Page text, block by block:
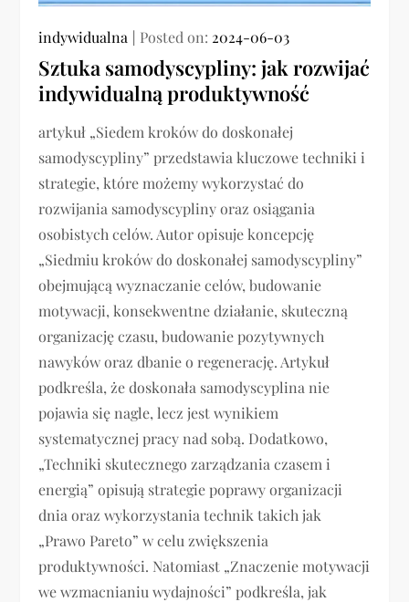
indywidualna Posted on: 2024-06-03
Sztuka samodyscypliny: jak rozwijać
indywidualną produktywność
artykuł „Siedem kroków do doskonałej
samodyscypliny” przedstawia kluczowe techniki i
strategie, które możemy wykorzystać do
rozwijania samodyscypliny oraz osiągania
osobistych celów. Autor opisuje koncepcję
„Siedmiu kroków do doskonałej samodyscypliny”
obejmującą wyznaczanie celów, budowanie
motywacji, konsekwentne działanie, skuteczną
organizację czasu, budowanie pozytywnych
nawyków oraz dbanie o regenerację. Artykuł
podkreśla, że doskonała samodyscyplina nie
pojawia się nagle, lecz jest wynikiem
systematycznej pracy nad sobą. Dodatkowo,
„Techniki skutecznego zarządzania czasem i
energią” opisują strategie poprawy organizacji
dnia oraz wykorzystania technik takich jak
„Prawo Pareto” w celu zwiększenia
produktywności. Natomiast „Znaczenie motywacji
we wzmacnianiu wydajności” podkreśla, jak